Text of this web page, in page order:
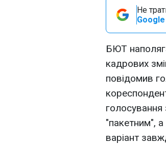
Не
Google
БЮТ
кадрових
повідомив
голосування
"пакетним",
варіант